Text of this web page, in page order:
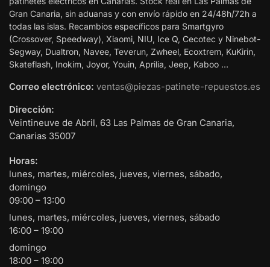
Gran Canaria, sin aduanas y con envío rápido en 24/48h/72h a
todas las islas. Recambios específicos para Smartgyro
(Crossover, Speedway), Xiaomi, NIU, Ice Q, Cecotec y Ninebot-
Segway, Dualtron, Navee, Teverun, Zwheel, Ecoxtrem, KuKirin,
Skateflash, Inokim, Joyor, Youin, Aprilia, Jeep, Kaboo …
Correo electrónico: ventas@piezas-patinete-repuestos.es
Dirección:
Veintineuve de Abril, 63 Las Palmas de Gran Canaria,
Canarias 35007
Horas:
lunes, martes, miércoles, jueves, viernes, sábado,
domingo
09:00 – 13:00
lunes, martes, miércoles, jueves, viernes, sábado
16:00 – 19:00
domingo
18:00 – 19:00